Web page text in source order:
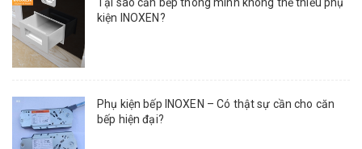
kiện INOXEN?
Phụ kiện bếp INOXEN – Có thật sự cần cho căn
bếp hiện đại?